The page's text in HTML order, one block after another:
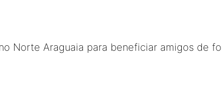
Norte Araguaia para beneficiar amigos de